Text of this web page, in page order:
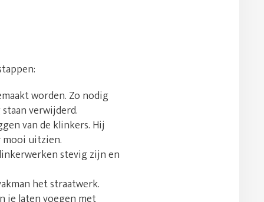
worden. Zo nodig
verwijderd.
van de klinkers. Hij
uitzien.
stevig zijn en
het straatwerk.